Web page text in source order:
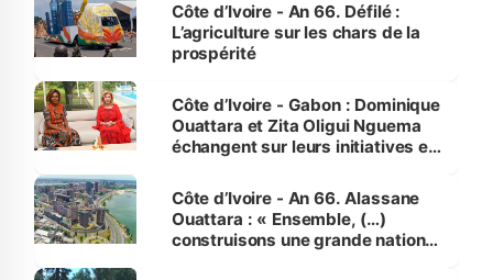
Côte d’Ivoire - An 66. Défilé :
L’agriculture sur les chars de la
prospérité
Côte d’Ivoire - Gabon : Dominique
Ouattara et Zita Oligui Nguema
échangent sur leurs initiatives en
enfants
Côte d’Ivoire - An 66. Alassane
Ouattara : « Ensemble, (…)
construisons une grande nation